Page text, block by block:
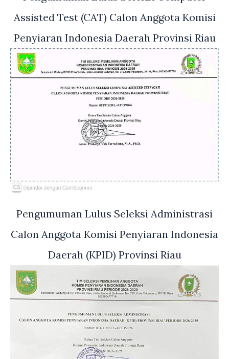
Assisted Test (CAT) Calon Anggota Komisi
Penyiaran Indonesia Daerah Provinsi Riau
Pengumuman Lulus Seleksi Administrasi
Calon Anggota Komisi Penyiaran Indonesia
Daerah (KPID) Provinsi Riau